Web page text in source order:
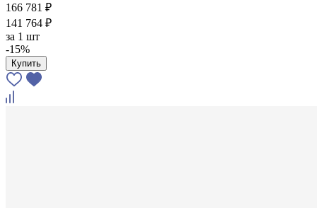
166 781 ₽
141 764 ₽
за 1 шт
-15%
Купить